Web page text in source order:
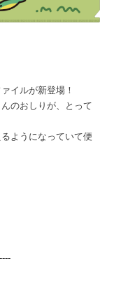
イルが新登場！
のおしりが、とって
ようになっていて便